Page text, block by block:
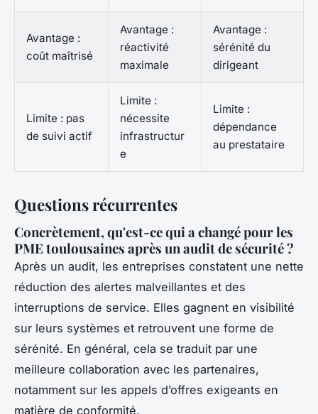
Avantage :
coût maîtrisé
Avantage :
réactivité
maximale
Avantage :
sérénité du
dirigeant
Limite : pas
de suivi actif
Limite :
nécessite
infrastructur
e
Limite :
dépendance
au prestataire
Questions récurrentes
Concrètement, qu'est-ce qui a changé pour les
PME toulousaines après un audit de sécurité ?
Après un audit, les entreprises constatent une nette
réduction des alertes malveillantes et des
interruptions de service. Elles gagnent en visibilité
sur leurs systèmes et retrouvent une forme de
sérénité. En général, cela se traduit par une
meilleure collaboration avec les partenaires,
notamment sur les appels d’offres exigeants en
matière de conformité.